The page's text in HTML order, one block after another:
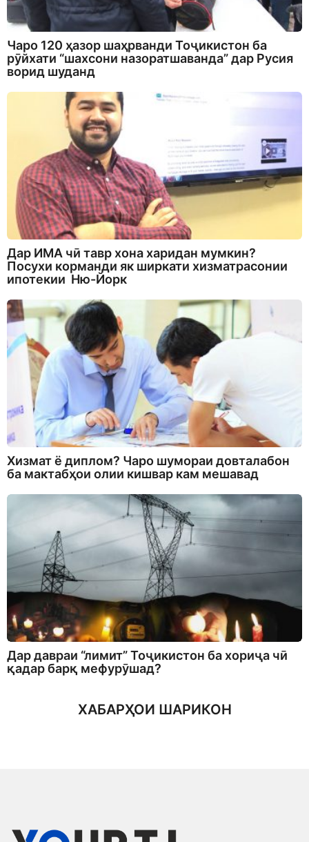
Чаро 120 ҳазор шаҳрванди Тоҷикистон ба
рӯйхати “шахсони назоратшаванда” дар Русия
ворид шуданд
Дар ИМА чӣ тавр хона харидан мумкин?
Посухи корманди як ширкати хизматрасонии
ипотекии Ню-Йорк
Хизмат ё диплом? Чаро шумораи довталабон
ба мактабҳои олии кишвар кам мешавад
Дар давраи “лимит” Тоҷикистон ба хориҷа чӣ
қадар барқ мефурӯшад?
ХАБАРҲОИ ШАРИКОН